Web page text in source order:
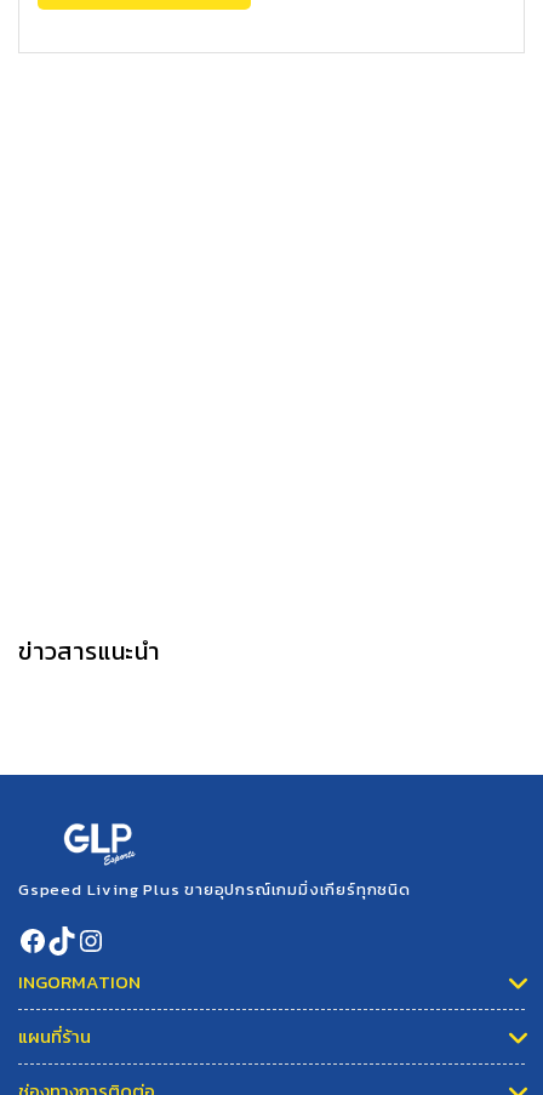
ข่าวสารแนะนำ
Gspeed Living Plus ขายอุปกรณ์เกมมิ่งเกียร์ทุกชนิด
INGORMATION
แผนที่ร้าน